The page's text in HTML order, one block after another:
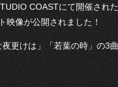
COASTにて開催され
映像が公開されました！
夜更けは」「若葉の時」の3